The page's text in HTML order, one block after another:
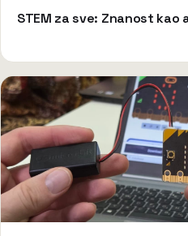
STEM za sve: Znanost kao